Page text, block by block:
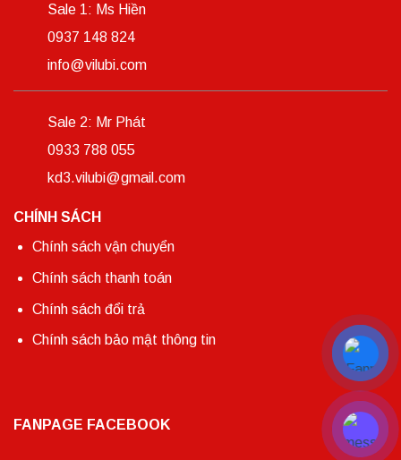
Sale 1: Ms Hiền
0937 148 824
info@vilubi.com
Sale 2: Mr Phát
0933 788 055
kd3.vilubi@gmail.com
CHÍNH SÁCH
Chính sách vận chuyển
Chính sách thanh toán
Chính sách đổi trả
Chính sách bảo mật thông tin
FANPAGE FACEBOOK